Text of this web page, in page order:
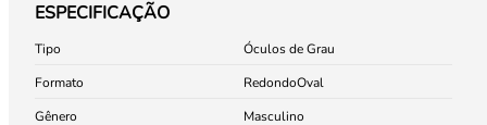
ESPECIFICAÇÃO
Tipo
Óculos de Grau
Formato
RedondoOval
Gênero
Masculino